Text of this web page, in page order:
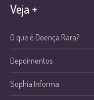
Veja +
O que é Doença Rara?
Depoimentos
Sophia Informa